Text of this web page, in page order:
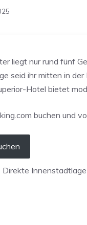
liegt nur rund fünf
seid ihr mitten in
Hotel bietet
buchen und
Direkte